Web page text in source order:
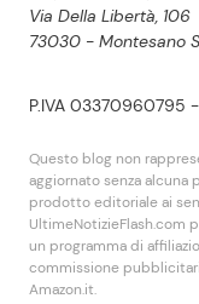
Via Della Libertà, 106
73030 - Montesano
P.IVA 03370960795
Questo blog non
aggiornato senza
prodotto editoriale ai
UltimeNotizieFlash.com
un programma di
commissione
Amazon.it.